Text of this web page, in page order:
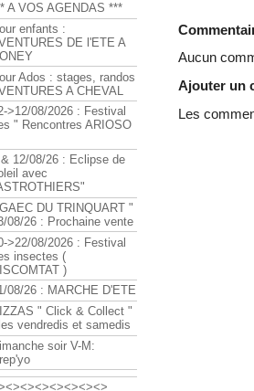
Aucun
Ajouter un
Les
A VOS AGENDAS ***
enfants :
DE l'ETE A
Ados : stages, randos
A CHEVAL
>12/08/2026 : Festival
" Rencontres ARIOSO
12/08/26 : Eclipse de
avec
DU TRINQUART "
08/26 : Prochaine vente
>22/08/2026 : Festival
insectes (
)
08/26 : MARCHE D'ETE
" Click & Collect "
vendredis et samedis
soir V-M: